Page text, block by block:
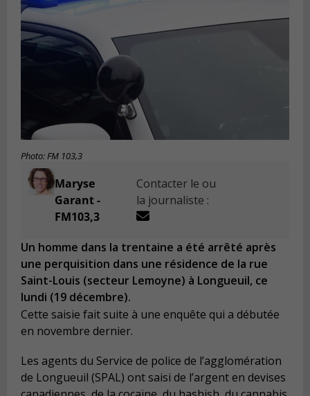
Photo: FM 103,3
Maryse
Garant -
FM103,3
Contacter le ou
la journaliste :
Un homme dans la trentaine a été arrêté après
une perquisition dans une résidence de la rue
Saint-Louis (secteur Lemoyne) à Longueuil, ce
lundi (19 décembre).
Cette saisie fait suite à une enquête qui a débutée
en novembre dernier.
Les agents du Service de police de l’agglomération
de Longueuil (SPAL) ont saisi de l’argent en devises